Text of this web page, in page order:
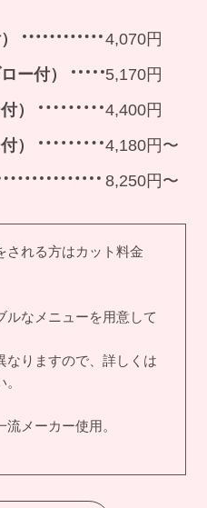
4,070円
ー付）
5,170円
）
4,400円
）
4,180円〜
8,250円〜
れる方はカット料金
ルなメニューを用意して
なりますので、詳しくは
メーカー使用。